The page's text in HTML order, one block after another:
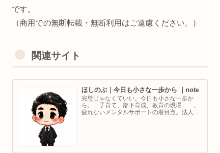
です。
（商用での無断転載・無断利用はご遠慮ください。）
関連サイト
ほしのぶ｜今日も小さな一歩から ｜note
完璧じゃなくていい。今日も小さな一歩か
ら。 子育て、部下育成、教育の現場……。
疲れないメンタルサポートの着目点。法人代